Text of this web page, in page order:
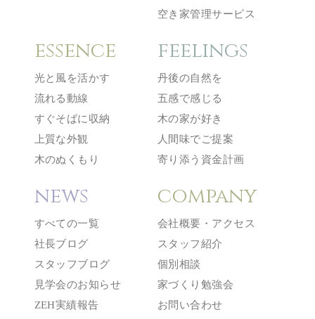
空き家管理サービス
essence
光と風を活かす
流れる動線
すぐそばに収納
上質な外観
木のぬくもり
feelings
丹後の自然を
五感で感じる
木の家が好き
人間味でご提案
寄り添う資金計画
news
すべての一覧
社長ブログ
スタッフブログ
見学会のお知らせ
ZEH実績報告
company
会社概要・アクセス
スタッフ紹介
個別相談
家づくり勉強会
お問い合わせ